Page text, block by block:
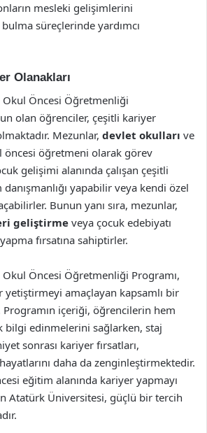
mesleki gelişimlerini
süreçlerinde yardımcı
Olanakları
Öncesi Öğretmenliği
olan öğrenciler, çeşitli kariyer
Mezunlar, devlet okulları ve
öncesi öğretmeni olarak görev
gelişimi alanında çalışan çeşitli
yapabilir veya kendi özel
Bunun yanı sıra, mezunlar,
geliştirme veya çocuk edebiyatı
fırsatına sahiptirler.
Öncesi Öğretmenliği Programı,
amaçlayan kapsamlı bir
Programın içeriği, öğrencilerin hem
bilgi edinmelerini sağlarken, staj
sonrası kariyer fırsatları,
daha da zenginleştirmektedir.
eğitim alanında kariyer yapmayı
Atatürk Üniversitesi, güçlü bir tercih